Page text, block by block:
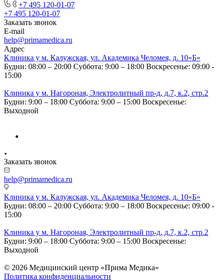
+7 495 120-01-07
+7 495 120-01-07
Заказать звонок
E-mail
help@primamedica.ru
Адрес
Клиника у м. Калужская, ул. Академика Челомея, д. 10«Б»
Будни: 08:00 – 20:00 Суббота: 9:00 – 18:00 Воскресенье: 09:00 -
15:00
Клиника у м. Нагороная, Электролитный пр-д, д.7, к.2, стр.2
Будни: 9:00 – 18:00 Суббота: 9:00 – 15:00 Воскресенье:
Выходной
Заказать звонок
help@primamedica.ru
Клиника у м. Калужская, ул. Академика Челомея, д. 10«Б»
Будни: 08:00 – 20:00 Суббота: 9:00 – 18:00 Воскресенье: 09:00 -
15:00
Клиника у м. Нагороная, Электролитный пр-д, д.7, к.2, стр.2
Будни: 9:00 – 18:00 Суббота: 9:00 – 15:00 Воскресенье:
Выходной
© 2026 Медицинский центр «Прима Медика»
Политика конфиденциальности